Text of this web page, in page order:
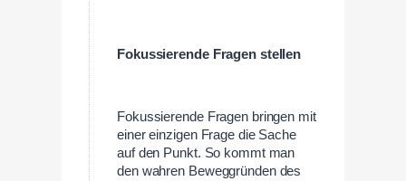
Fokussierende Fragen stellen
Fokussierende Fragen bringen mit
einer einzigen Frage die Sache
auf den Punkt. So kommt man
den wahren Beweggründen des